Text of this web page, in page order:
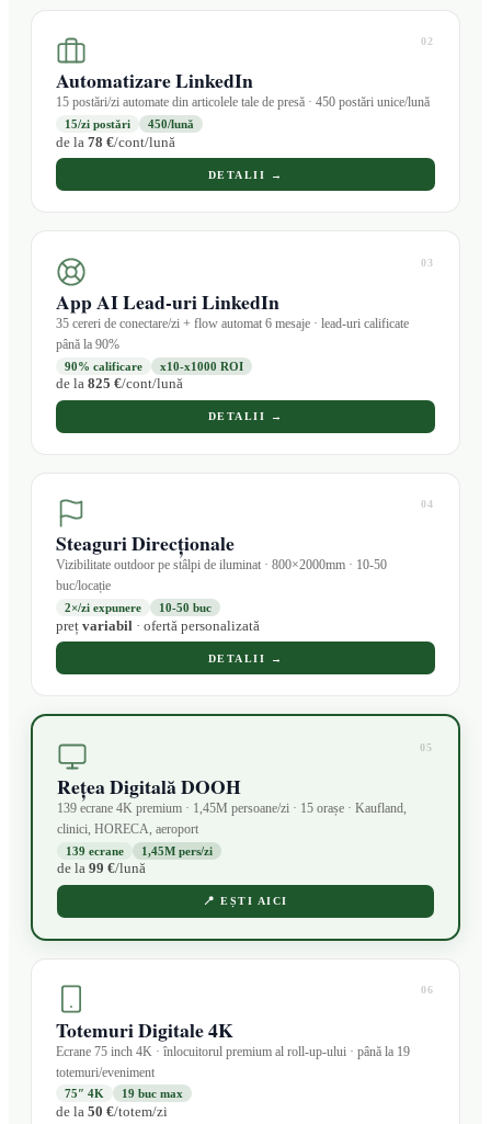
02
Automatizare LinkedIn
15 postări/zi automate din articolele tale de presă · 450 postări unice/lună
15/zi postări 450/lună
de la78 €/cont/lună
DETALII →
03
App AI Lead-uri LinkedIn
35 cereri de conectare/zi + flow automat 6 mesaje · lead-uri calificate
până la 90%
90% calificare x10-x1000 ROI
de la825 €/cont/lună
DETALII →
04
Steaguri Direcționale
Vizibilitate outdoor pe stâlpi de iluminat · 800×2000mm · 10-50
buc/locație
2×/zi expunere 10-50 buc
prețvariabil · ofertă personalizată
DETALII →
05
Rețea Digitală DOOH
139 ecrane 4K premium · 1,45M persoane/zi · 15 orașe · Kaufland,
clinici, HORECA, aeroport
139 ecrane 1,45M pers/zi
de la99 €/lună
📍EȘTI AICI
06
Totemuri Digitale 4K
Ecrane 75 inch 4K · înlocuitorul premium al roll-up-ului · până la 19
totemuri/eveniment
75″ 4K 19 buc max
de la50 €/totem/zi